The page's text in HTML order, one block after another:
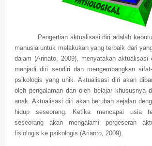
Pengertian aktualisasi diri adalah
manusia untuk melakukan yang terbaik dari
dalam (Arinato, 2009), menyatakan aktualisasi
menjadi diri sendiri dan mengembangkan
psikologis yang unik. Aktualisasi diri akan
oleh pengalaman dan oleh belajar khususnya
anak. Aktualisasi diri akan berubah sejalan
hidup seseorang. Ketika mencapai usia
seseorang akan mengalami pergeseran
fisiologis ke psikologis (Arianto, 2009).